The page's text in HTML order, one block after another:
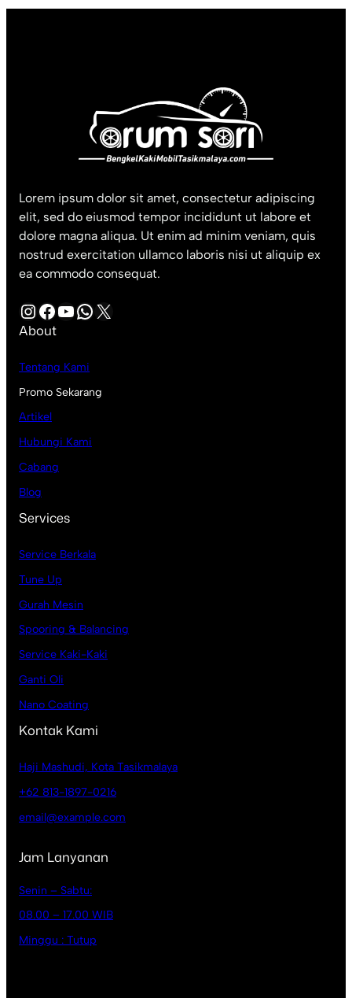
Lorem ipsum dolor sit amet, consectetur adipiscing
elit, sed do eiusmod tempor incididunt ut labore et
dolore magna aliqua. Ut enim ad minim veniam, quis
nostrud exercitation ullamco laboris nisi ut aliquip ex
ea commodo consequat.
InstagramFacebook YouTube WhatsApp X
About
Tentang Kami
Promo Sekarang
Artikel
Hubungi Kami
Cabang
Blog
Services
Service Berkala
Tune Up
Gurah Mesin
Spooring & Balancing
Service Kaki-Kaki
Ganti Oli
Nano Coating
Kontak Kami
Haji Mashudi, Kota Tasikmalaya
+62 813-1897-0216
email@example.com
Jam Lanyanan
Senin – Sabtu:
08.00 – 17.00 WIB
Minggu : Tutup